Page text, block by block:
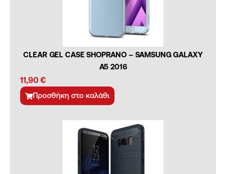
CLEAR GEL CASE SHOPRANO – SAMSUNG GALAXY
A5 2016
11,90 €
Προσθήκη στο καλάθι